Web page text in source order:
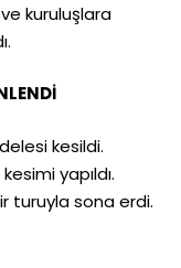
kuruluşlara
kesildi.
yapıldı.
turuyla sona erdi.